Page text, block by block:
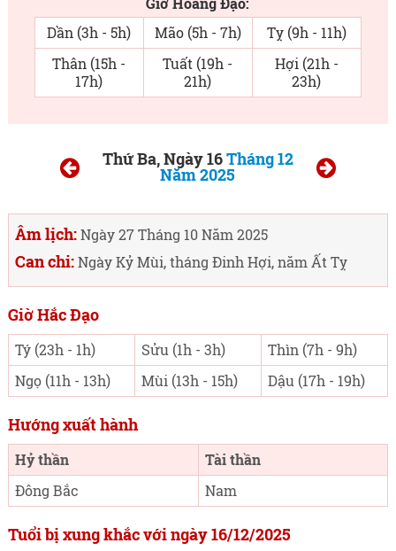
Dần (3h - 5h)
Mão (5h - 7h)
Tỵ (9h - 11h)
Thân (15h -
17h)
Tuất (19h -
21h)
Hợi (21h -
23h)
Thứ Ba, Ngày 16Tháng 12
Năm 2025
Âm lịch:Ngày 27 Tháng 10 Năm 2025
Can chi:Ngày Kỷ Mùi, tháng Đinh Hợi, năm Ất Tỵ
Giờ Hắc Đạo
Tý (23h - 1h) Sửu (1h - 3h)
Thìn (7h - 9h)
Ngọ (11h - 13h)
Mùi (13h - 15h) Dậu (17h - 19h)
Hướng xuất hành
Hỷ thần
Tài thần
Đông Bắc
Nam
Tuổi bị xung khắc với ngày 16/12/2025